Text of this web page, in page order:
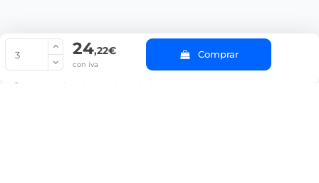
24,22€
con iva
Comprar
La cantidad mínima en el pedido de compra para el producto es 3.
© Copyright 2022 PepeBar.com |
Aviso legal y
Condiciones generales de compra |
Blog